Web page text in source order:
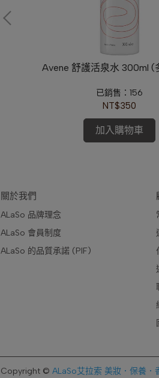
Avene 舒護活泉水 300ml (
已銷售：156
NT$350
加入購物車
關於我們
ALaSo 品牌理念
ALaSo 會員制度
ALaSo 的品質承諾 (PIF)
Copyright © ALaSo艾拉索 美妝．保養．